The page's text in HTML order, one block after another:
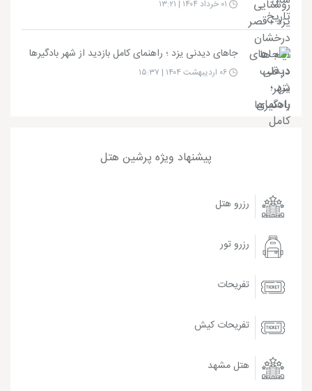
جاهای دیدنی یزد ؛ راهنمای کامل بازدید از شهر بادگیرها
پیشنهاد ویژه پرشین هتل
رزرو هتل
رزرو تور
تفریحات
تفریحات کیش
هتل مشهد